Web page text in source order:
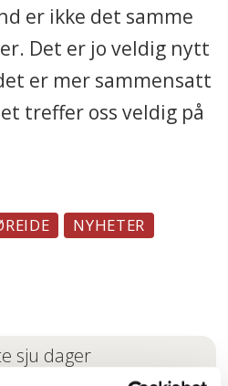
er ikke det samme
Det er jo veldig nytt
er mer sammensatt
treffer oss veldig på
NYHETER
sju dager